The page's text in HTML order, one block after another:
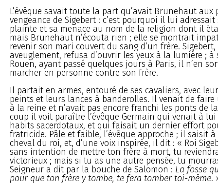
L’évêque savait toute la part qu’avait Brunehaut aux
vengeance de Sigebert : c’est pourquoi il lui adressait
plainte et sa menace au nom de la religion dont il
mais Brunehaut n’écouta rien ; elle se montrait
revenir son mari couvert du sang d’un frère.
aveuglement, refusa d’ouvrir les yeux à la lumière ;
Rouen, ayant passé quelques jours à Paris, il n’en
marcher en personne contre son frère.
Il partait en armes, entouré de ses cavaliers, avec
peints et leurs lances à banderolles. Il venait de
à la reine et n’avait pas encore franchi les ponts de
coup il voit paraître l’évêque Germain qui venait à lui
habits sacerdotaux, et qui faisait un dernier effort
fratricide. Pâle et faible, l’évêque approche ; il saisit
cheval du roi, et, d’une voix inspirée, il dit : « Roi
sans intention de mettre ton frère à mort, tu
victorieux ; mais si tu as une autre pensée, tu
Seigneur a dit par la bouche de Salomon : La fosse
pour que ton frère y tombe, te fera tomber toi-même.